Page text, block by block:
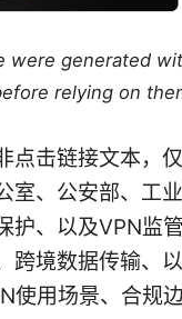
were generated
relying on
点击链接文本，仅
室、公安部、工
护、以及VPN监
跨境数据传输、
使用场景、合规边